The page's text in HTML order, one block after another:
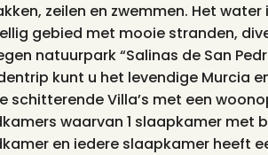
zeilen en zwemmen. Het
gebied met mooie stranden,
natuurpark “Salinas de San
kunt u het levendige Murcia
schitterende Villa’s met een
waarvan 1 slaapkamer met
en iedere slaapkamer heeft